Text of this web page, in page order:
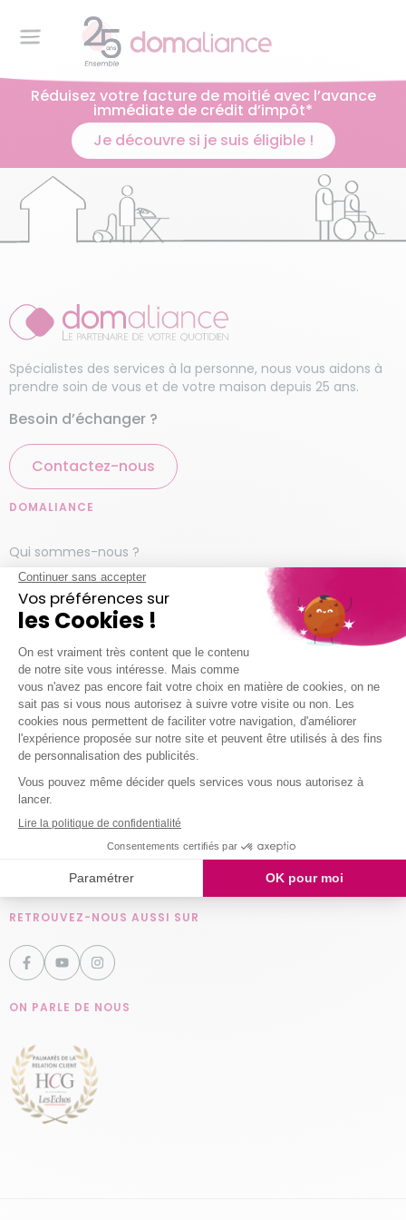
Réduisez votre facture de moitié avec l’avance
immédiate de crédit d’impôt*
Je découvre si je suis éligible !
Spécialistes des services à la personne, nous vous aidons à
prendre soin de vous et de votre maison depuis 25 ans.
Besoin d’échanger ?
Contactez-nous
DOMALIANCE
Qui sommes-nous ?
Nos services à la personne
Engagement qualité
Foire aux questions
Simulateur AICI
Trouver mon agence
talents !
Nos engagements RH
RETROUVEZ-NOUS AUSSI SUR
ON PARLE DE NOUS